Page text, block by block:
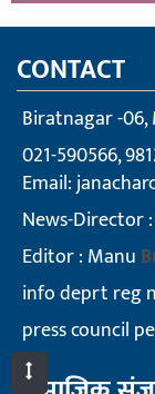
CONTACT
Biratnagar -06,
021-590566,
Email:
News-Director :
Editor : Manu
info deprt reg
press council